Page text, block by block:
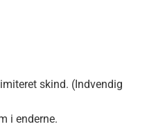
skind. (Indvendig
i enderne.